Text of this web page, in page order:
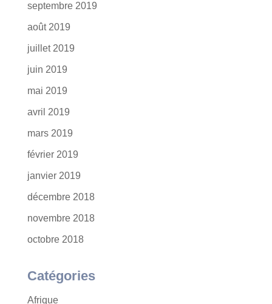
septembre 2019
août 2019
juillet 2019
juin 2019
mai 2019
avril 2019
mars 2019
février 2019
janvier 2019
décembre 2018
novembre 2018
octobre 2018
Catégories
Afrique